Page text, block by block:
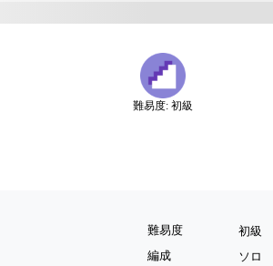
難易度: 初級
難易度
初級
編成
ソロ